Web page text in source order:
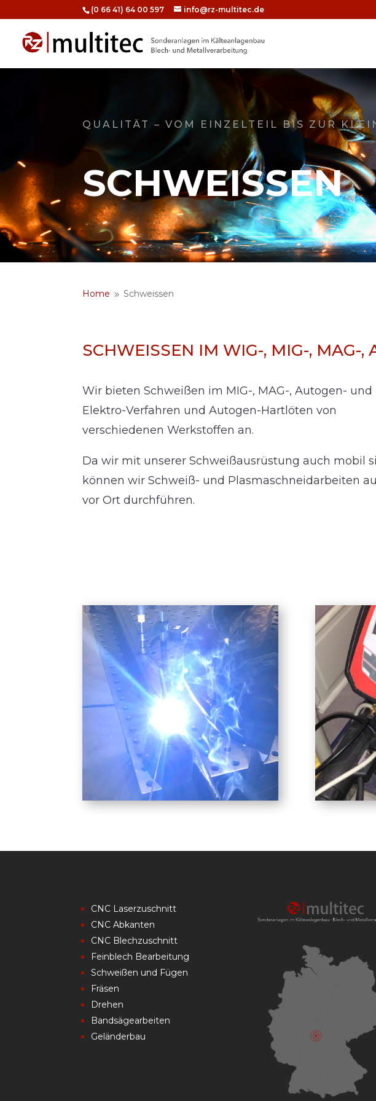
(0 66 41) 64 00 597 info@rz-multitec.de
QUALITÄT – VOM EINZELTEIL BIS ZUR
SCHWEISSEN
Home 9 Schweissen
SCHWEISSEN IM WIG-, MIG-, MAG-,
Wir bieten Schweißen im MIG-, MAG-, Autogen- und
Elektro-Verfahren und Autogen-Hartlöten von
verschiedenen Werkstoffen an.
Da wir mit unserer Schweißausrüstung auch mobil
können wir Schweiß- und Plasmaschneidarbeiten
vor Ort durchführen.
CNC Laserzuschnitt
CNC Abkanten
CNC Blechzuschnitt
Feinblech Bearbeitung
Schweißen und Fügen
Fräsen
Drehen
Bandsägearbeiten
Geländerbau